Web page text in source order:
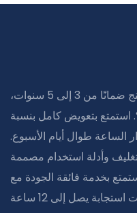
تقدم جولدن أوشن لايتنج ضمانًا من 3 إلى 5 سنوات،
جودة تزيد عن 99.7%. استمتع بتعويض كامل بنسبة
الساعة طوال أيام الأسبوع.
وأدلة استخدام مصممة
بخدمة فائقة الجودة مع